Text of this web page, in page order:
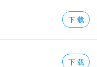
最直观的个性体验
要把球准确地扔进盒子里
下 载
下 载